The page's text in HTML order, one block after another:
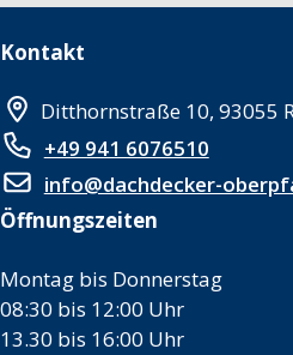
Kontakt
Ditthornstraße 10, 93055
+49 941 6076510
info@dachdecker-
Öffnungszeiten
Montag bis Donnerstag
08:30 bis 12:00 Uhr
13.30 bis 16:00 Uhr